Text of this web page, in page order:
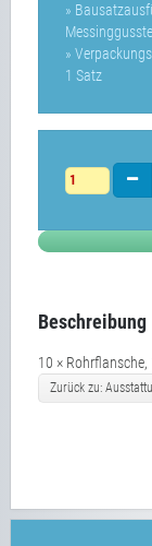
»
»
1 Satz
Beschreibung
10 ×
Zurück zu: